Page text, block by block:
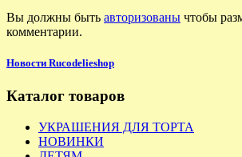
Вы должны быть авторизованы чтобы
комментарии.
Новости Rucodelieshop
Каталог товаров
УКРАШЕНИЯ ДЛЯ ТОРТА
НОВИНКИ